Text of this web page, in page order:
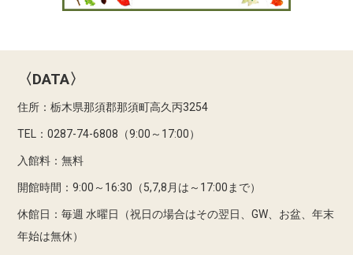
〈DATA〉
住所：栃木県那須郡那須町高久丙3254
TEL：0287-74-6808（9:00～17:00）
入館料：無料
開館時間：9:00～16:30（5,7,8月は～17:00まで）
休館日：毎週 水曜日（祝日の場合はその翌日、GW、お盆、年末
年始は無休）